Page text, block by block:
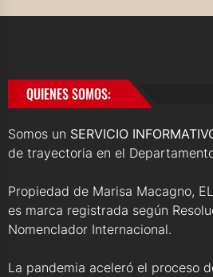
QUIENES SOMOS:
Somos un SERVICIO
de trayectoria en el
Propiedad de Marisa Macagno,
es marca registrada según
Nomenclador Internacional.
La pandemia aceleró el proceso